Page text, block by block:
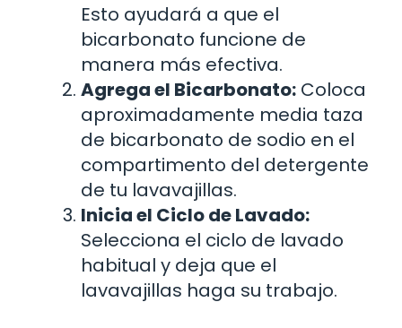
Esto ayudará a que el
bicarbonato funcione de
manera más efectiva.
Agrega el Bicarbonato: Coloca
aproximadamente media taza
de bicarbonato de sodio en el
compartimento del detergente
de tu lavavajillas.
Inicia el Ciclo de Lavado:
Selecciona el ciclo de lavado
habitual y deja que el
lavavajillas haga su trabajo.